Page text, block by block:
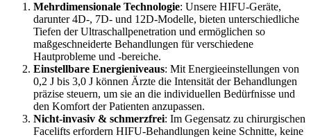
Mehrdimensionale Technologie: Unsere HIFU-Geräte,
darunter 4D-, 7D- und 12D-Modelle, bieten unterschiedliche
Tiefen der Ultraschallpenetration und ermöglichen so
maßgeschneiderte Behandlungen für verschiedene
Hautprobleme und -bereiche.
Einstellbare Energieniveaus: Mit Energieeinstellungen von
0,2 J bis 3,0 J können Ärzte die Intensität der Behandlungen
präzise steuern, um sie an die individuellen Bedürfnisse und
den Komfort der Patienten anzupassen.
Nicht-invasiv & schmerzfrei: Im Gegensatz zu chirurgischen
Facelifts erfordern HIFU-Behandlungen keine Schnitte, keine